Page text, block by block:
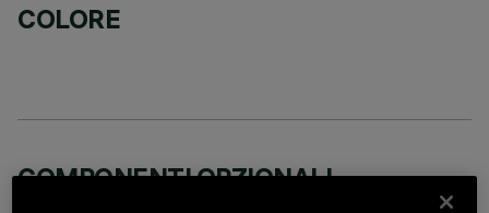
COLORE
COMPONENTI OPZIONALI